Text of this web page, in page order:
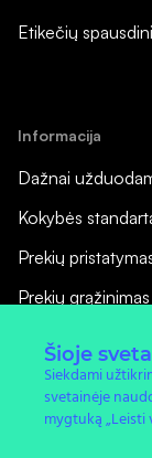
Etikečių
Informacija
Dažnai
Kokybės
Prekių
Prekių grąžinimas
Privatumo politika
Naujienos
Šioje
Siekdami
svetainėje
mygtuką „Leisti